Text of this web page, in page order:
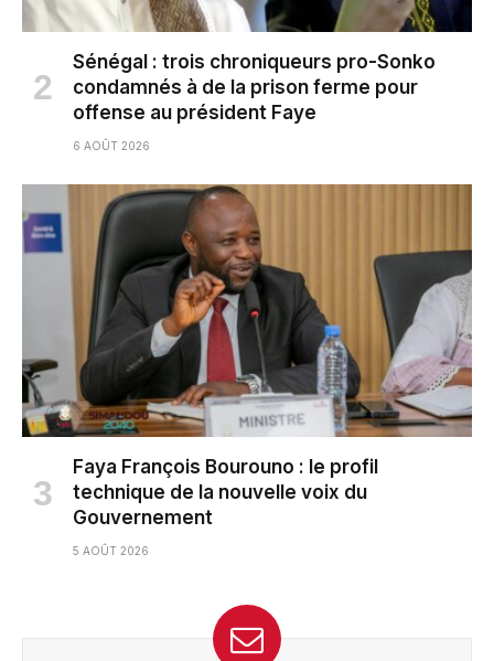
Sénégal : trois chroniqueurs pro-Sonko
condamnés à de la prison ferme pour
offense au président Faye
6 AOÛT 2026
Faya François Bourouno : le profil
technique de la nouvelle voix du
Gouvernement
5 AOÛT 2026